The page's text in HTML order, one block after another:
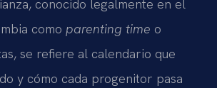
conocido legalmente en el
como parenting time o
se refiere al calendario que
y cómo cada progenitor pasa